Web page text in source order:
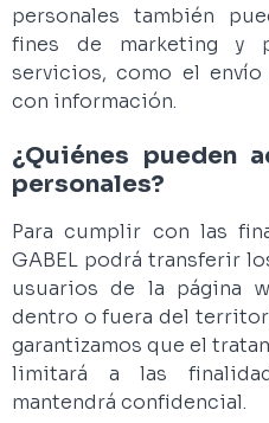
personales también
fines de marketing y
servicios, como el
con información.
¿Quiénes pueden
personales?
Para cumplir con las
GABEL podrá transferir
usuarios de la página
dentro o fuera del
garantizamos que el
limitará a las
mantendrá confidencial.